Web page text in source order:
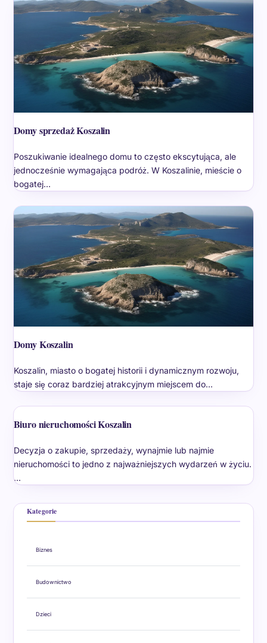
Domy sprzedaż Koszalin
Poszukiwanie idealnego domu to często ekscytująca, ale
jednocześnie wymagająca podróż. W Koszalinie, mieście o
bogatej…
Domy Koszalin
Koszalin, miasto o bogatej historii i dynamicznym rozwoju,
staje się coraz bardziej atrakcyjnym miejscem do…
Biuro nieruchomości Koszalin
Decyzja o zakupie, sprzedaży, wynajmie lub najmie
nieruchomości to jedno z najważniejszych wydarzeń w życiu.
…
Kategorie
Biznes
Budownictwo
Dzieci